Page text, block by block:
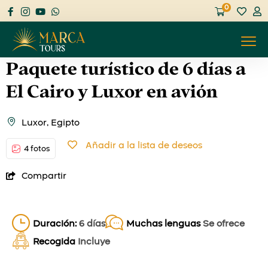
0
Paquete turístico de 6 días a
El Cairo y Luxor en avión
Luxor, Egipto
4 fotos Añadir a la lista de deseos
Compartir
Duración:6 días Muchas lenguasSe ofrece
Recogida Incluye